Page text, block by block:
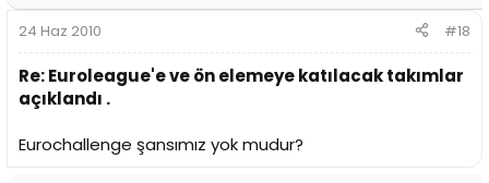
24 Haz 2010 #18
Re: Euroleague'e ve ön elemeye katılacak takımlar
açıklandı .
Eurochallenge şansımız yok mudur?